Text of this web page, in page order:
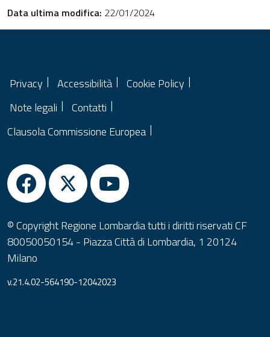
Data ultima modifica: 22/01/2024
Privacy Accessibilità
Cookie Policy
Note legali
Contatti
Clausola Commissione Europea
© Copyright Regione Lombardia tutti i diritti riservati CF
80050050154 - Piazza Città di Lombardia, 1 20124
Milano
v.21.4.02-564190-12042023